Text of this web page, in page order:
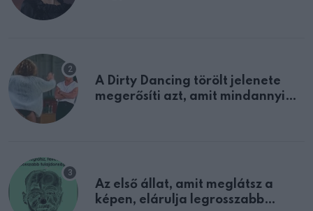
A Dirty Dancing törölt jelenete
megerősíti azt, amit mindannyian
Az első állat, amit meglátsz a
képen, elárulja legrosszabb